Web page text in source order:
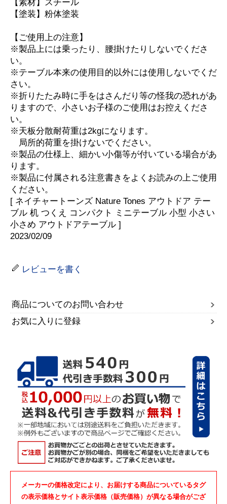
【素材】スチール
【塗装】粉体塗装
【ご使用上の注意】
※製品上には乗ったり、腰掛けたりしないでくださ
い。
※テーブル本来の使用目的以外には使用しないでくだ
さい。
※折りたたみ時に手をはさんだり等の怪我の恐れがあ
りますので、小さいお子様のご使用はお控えくださ
い。
※天板分散耐荷重は2kgになります。
局所的荷重を掛けないでください。
※製品の仕様上、細かい小傷等が付いている場合があ
ります。
※製品に付属される注意書きをよくお読みの上ご使用
ください。
[ ネイチャートーンズ Nature Tones アウトドア テー
ブル 机 つくえ コンパクト ミニテーブル 小型 小さい
小さめ アウトドアテーブル ]
2023/02/09
レビューを書く
商品についてのお問い合わせ
お気に入りに登録
メーカーの価格改定により、お届けする商品についているタグ
の表示価格とサイト表示価格（販売価格）が異なる場合がござ